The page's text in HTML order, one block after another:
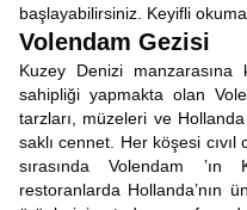
başlayabilirsiniz. Keyifli
Volendam Gezisi
Kuzey Denizi manzarasına
sahipliği yapmakta olan
tarzları, müzeleri ve
saklı cennet. Her köşesi
sırasında Volendam
restoranlarda Hollanda’nın